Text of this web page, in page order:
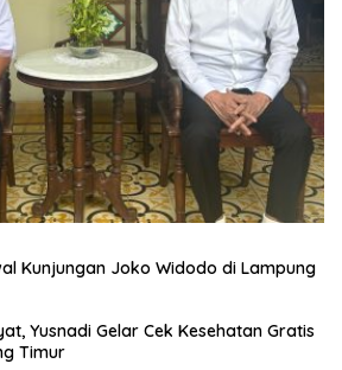
Kunjungan Joko Widodo di Lampung
Yusnadi Gelar Cek Kesehatan Gratis
Timur